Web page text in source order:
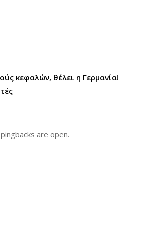
κεφαλών, θέλει η Γερμανία!
are open.